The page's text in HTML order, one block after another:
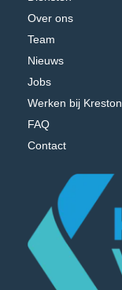
Over ons
Team
Nieuws
Jobs
Werken bij Kreston
FAQ
Contact